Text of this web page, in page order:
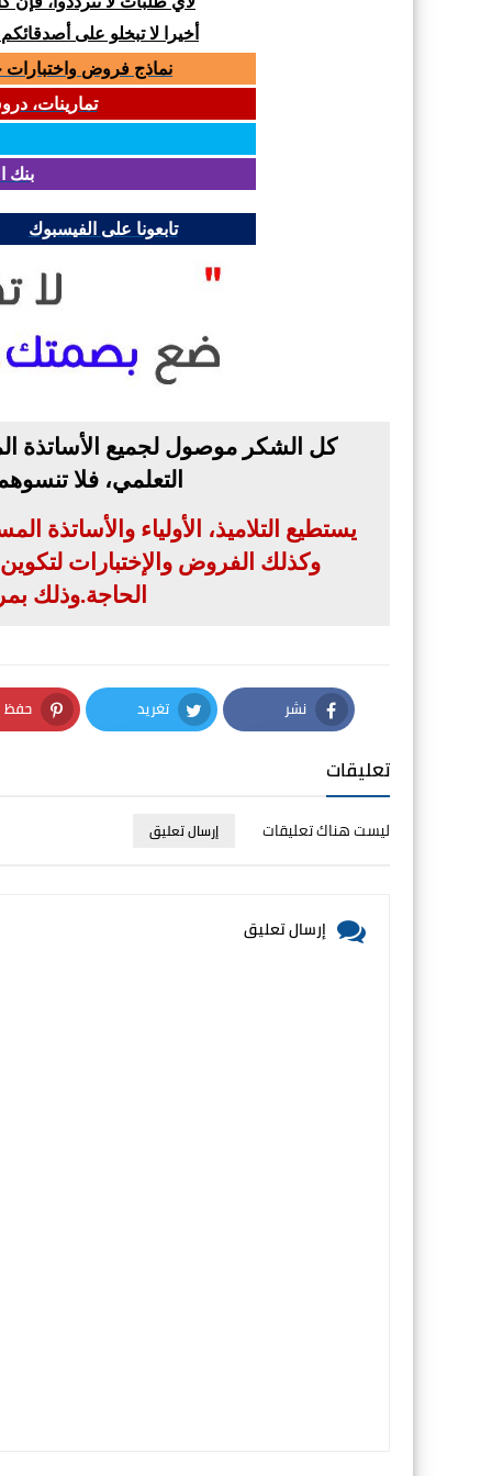
أخيرا لا تبخلو على
نماذج فروض واختبارات جميع المواد
تمارينات، دروس
بنك
تابعونا على الفيسبوك
كل الشكر موصول لجميع الأساتذة
التعلمي، فلا
يستطيع التلاميذ، الأولياء والأساتذة
وكذلك الفروض والإختبارات لتكوين
الحاجة.وذلك
نشر
Facebook
تغريد
Twitter
حفظ
تعليقات
ليست هناك تعليقات إرسال تعليق
إرسال تعليق